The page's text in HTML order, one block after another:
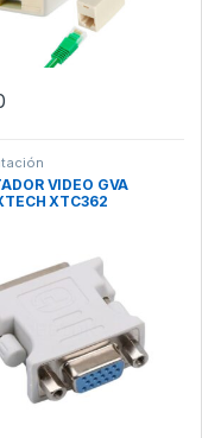
VIDEO GVA
XTC362